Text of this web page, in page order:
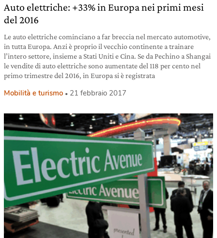
Auto elettriche: +33% in Europa nei primi mesi
del 2016
Le auto elettriche cominciano a far breccia nel mercato automotive,
in tutta Europa. Anzi è proprio il vecchio continente a trainare
l’intero settore, insieme a Stati Uniti e Cina. Se da Pechino a Shangai
le vendite di auto elettriche sono aumentate del 118 per cento nel
primo trimestre del 2016, in Europa si è registrata
Mobilità e turismo 21 febbraio 2017